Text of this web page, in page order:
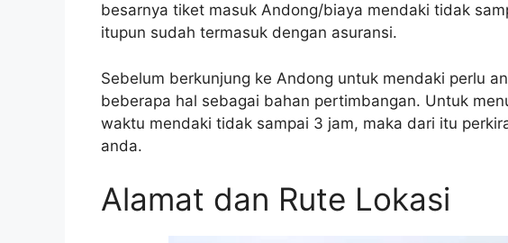
besarnya tiket masuk Andong/biaya mendaki tidak
itupun sudah termasuk dengan asuransi.
Sebelum berkunjung ke Andong untuk mendaki perlu
beberapa hal sebagai bahan pertimbangan. Untuk
waktu mendaki tidak sampai 3 jam, maka dari itu
anda.
Alamat dan Rute Lokasi